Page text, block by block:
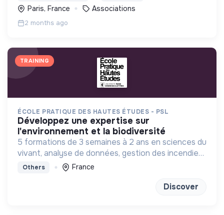
Paris, France Associations
2 months ago
TRAINING
ÉCOLE PRATIQUE DES HAUTES ÉTUDES - PSL
développez une expertise sur
l'environnement et la biodiversité
5 formations de 3 semaines à 2 ans en sciences du
vivant, analyse de données, gestion des incendies
et génétique du paysage.
Others France
Discover